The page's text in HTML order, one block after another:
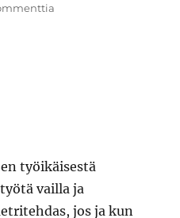
työikäisestä
vailla ja
jos ja kun